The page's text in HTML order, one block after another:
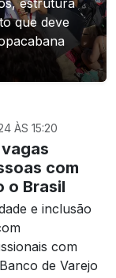
estrutura
que deve
ÀS 15:20
com
o Brasil
e inclusão
com
de Varejo